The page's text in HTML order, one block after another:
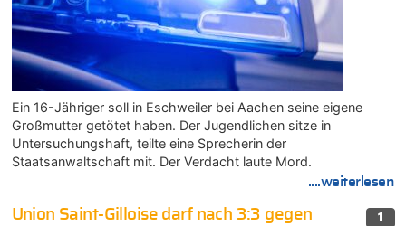
Ein 16-Jähriger soll in Eschweiler bei Aachen seine eigene
Großmutter getötet haben. Der Jugendlichen sitze in
Untersuchungshaft, teilte eine Sprecherin der
Staatsanwaltschaft mit. Der Verdacht laute Mord.
....weiterlesen
1
Union Saint-Gilloise darf nach 3:3 gegen